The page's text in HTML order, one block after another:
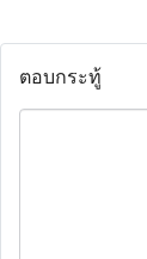
ตอบกระทู้